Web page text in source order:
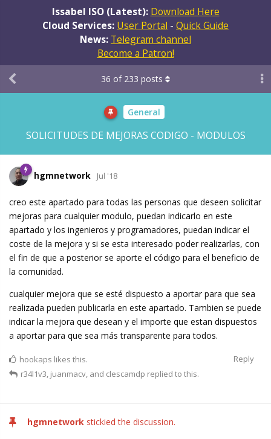
Issabel ISO (Latest): Download Here
Cloud Services: User Portal - Quick Guide
News: Telegram channel
Become a Patron!
General
SOLICITUDES DE MEJORAS CODIGO - MODULOS
36 of 233 posts
hgmnetwork Jul '18
creo este apartado para todas las personas que deseen solicitar
mejoras para cualquier modulo, puedan indicarlo en este
apartado y los ingenieros y programadores, puedan indicar el
coste de la mejora y si se esta interesado poder realizarlas, con
el fin de que a posterior se aporte el código para el beneficio de
la comunidad.
cualquier mejora que se esté dispuesto a aportar para que sea
realizada pueden publicarla en este apartado. Tambien se puede
indicar la mejora que desean y el importe que estan dispuestos
a aportar para que sea más transparente para todos.
Reply
hookaps likes this.
r34l1v3, juanmacv, and clescamdp replied to this.
hgmnetwork stickied the discussion.